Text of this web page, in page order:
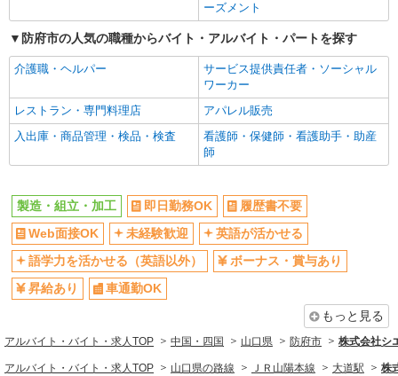
ーズメント
防府市の人気の職種からバイト・アルバイト・パートを探す
介護職・ヘルパー
サービス提供責任者・ソーシャル
ワーカー
レストラン・専門料理店
アパレル販売
入出庫・商品管理・検品・検査
看護師・保健師・看護助手・助産
師
製造・組立・加工 即日勤務OK
履歴書不要
Web面接OK
未経験歓迎
英語が活かせる
語学力を活かせる（英語以外）
ボーナス・賞与あり
昇給あり
車通勤OK
もっと見る
アルバイト・バイト・求人TOP 中国・四国 山口県 防府市 株式会社シ
アルバイト・バイト・求人TOP 山口県の路線 ＪＲ山陽本線 大道駅 株